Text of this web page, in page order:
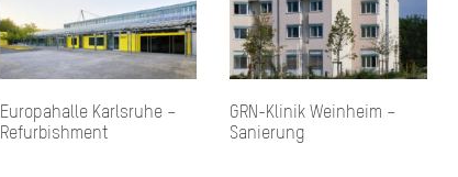
Europahalle Karlsruhe –
Refurbishment
GRN-Klinik Weinheim –
Sanierung